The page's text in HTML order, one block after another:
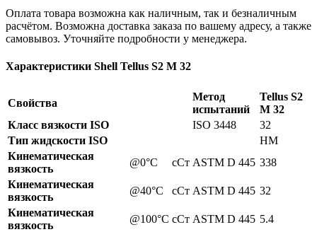
Оплата товара возможна как наличным, так и безналичным
расчётом. Возможна доставка заказа по вашему адресу, а также
самовывоз. Уточняйте подробности у менеджера.
Характеристики Shell Tellus S2 M 32
Свойства
Метод
испытаний
Tellus S2
M 32
Класс вязкости ISO
ISO 3448
32
Тип жидскости ISO
HM
Кинематическая
вязкость
@0°C сСт ASTM D 445 338
Кинематическая
вязкость
@40°C сСт ASTM D 445 32
Кинематическая
вязкость
@100°C сСт ASTM D 445 5.4